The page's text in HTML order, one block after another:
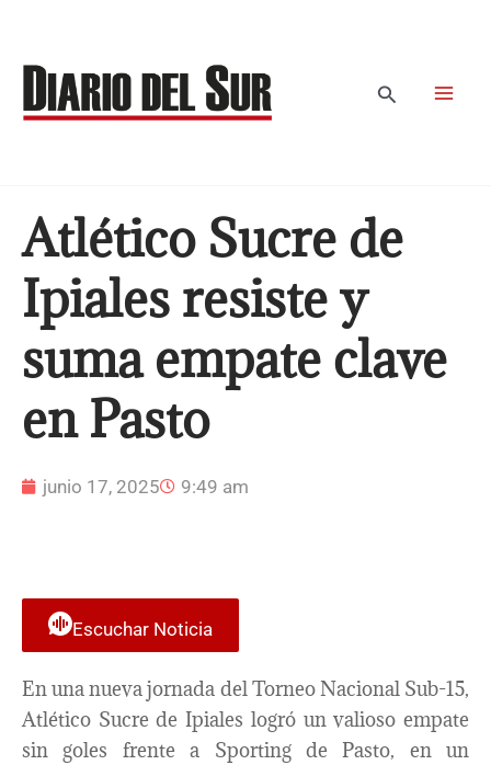
contenido
Buscar
Atlético Sucre de
Ipiales resiste y
suma empate clave
en Pasto
junio 17, 2025 9:49 am
Escuchar Noticia
En una nueva jornada del Torneo Nacional Sub-15,
Atlético Sucre de Ipiales logró un valioso empate
sin goles frente a Sporting de Pasto, en un